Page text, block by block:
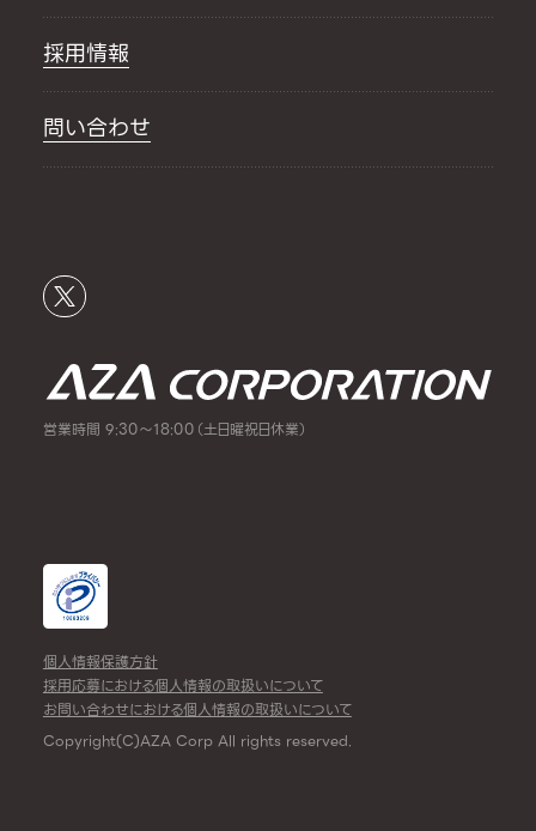
採用情報
問い合わせ
営業時間 9:30～18:00（土日曜祝日休業）
個人情報保護方針
採用応募における個人情報の取扱いについて
お問い合わせにおける個人情報の取扱いについて
Copyright(C)AZA Corp All rights reserved.